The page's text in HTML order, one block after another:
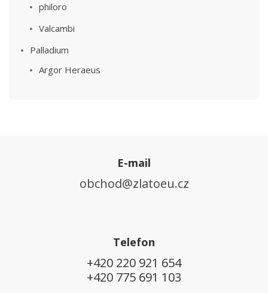
philoro
Valcambi
Palladium
Argor Heraeus
E-mail
obchod@zlatoeu.cz
Telefon
+420 220 921 654
+420 775 691 103